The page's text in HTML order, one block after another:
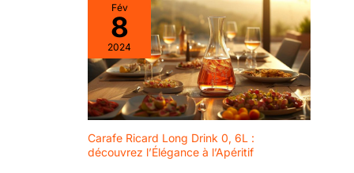
Fév
8
2024
Carafe Ricard Long Drink 0, 6L :
découvrez l’Élégance à l’Apéritif